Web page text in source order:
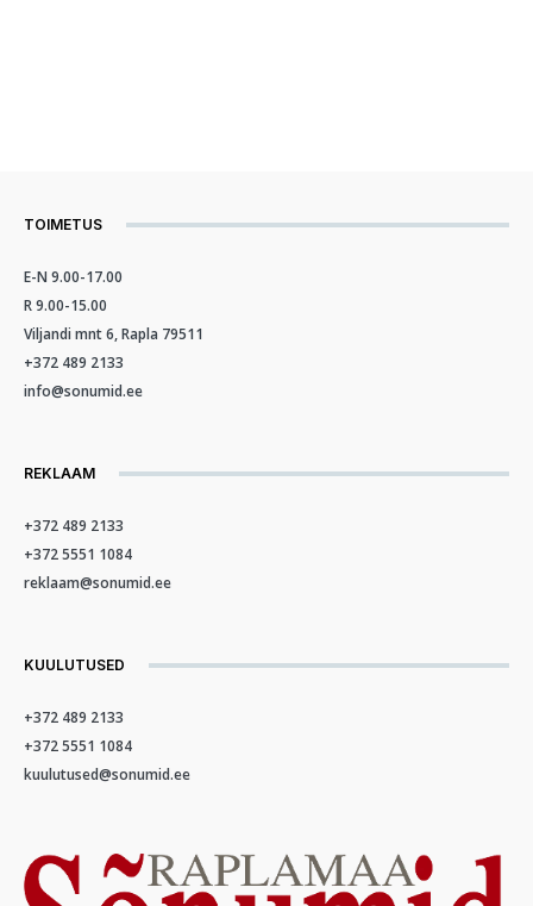
TOIMETUS
E-N 9.00-17.00
R 9.00-15.00
Viljandi mnt 6, Rapla 79511
+372 489 2133
info@sonumid.ee
REKLAAM
+372 489 2133
+372 5551 1084
reklaam@sonumid.ee
KUULUTUSED
+372 489 2133
+372 5551 1084
kuulutused@sonumid.ee